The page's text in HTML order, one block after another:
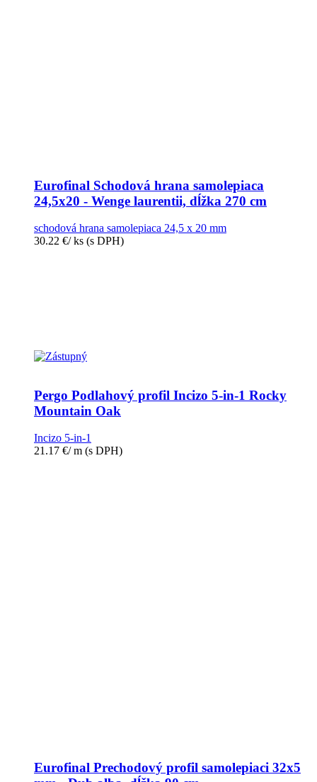
Eurofinal Schodová hrana samolepiaca
24,5x20 - Wenge laurentii, dĺžka 270 cm
schodová hrana samolepiaca 24,5 x 20 mm
30.22 €/ ks (s DPH)
Pergo Podlahový profil Incizo 5-in-1 Rocky
Mountain Oak
Incizo 5-in-1
21.17 €/ m (s DPH)
Eurofinal Prechodový profil samolepiaci 32x5